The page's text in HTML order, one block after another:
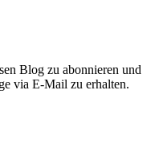
Blog zu abonnieren und
via E-Mail zu erhalten.